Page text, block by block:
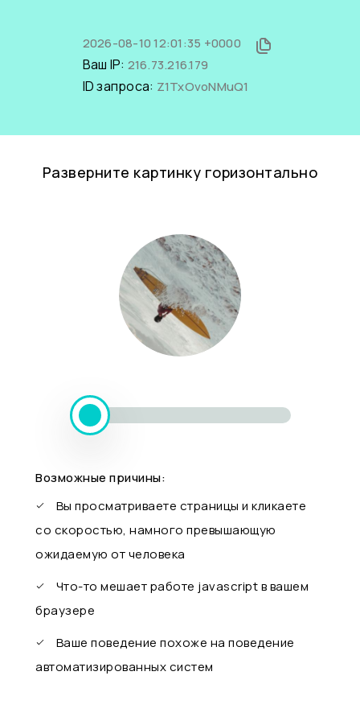
2026-08-10 12:01:35 +0000
Ваш IP: 216.73.216.179
ID запроса: Z1TxOvoNMuQ1
Разверните картинку горизонтально
Возможные причины:
Вы просматриваете страницы и кликаете
со скоростью, намного превышающую
ожидаемую от человека
Что-то мешает работе javascript в вашем
браузере
Ваше поведение похоже на поведение
автоматизированных систем